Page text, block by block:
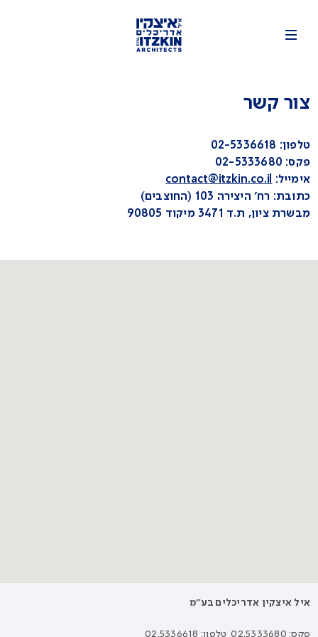
צור קשר
טלפון: 02-5336618
פקס: 02-5333680
אימייל:
contact@itzkin.co.il
כתובת: רח׳ היצירה 103 (החוצבים)
מבשרת ציון, ת.ד 3471 מיקוד 90805
איל איצקין אדריכלים בע״מ
פקס: 02.5333680 טלפון: 02.5336618